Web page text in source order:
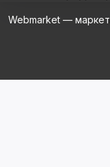
Webmarket —